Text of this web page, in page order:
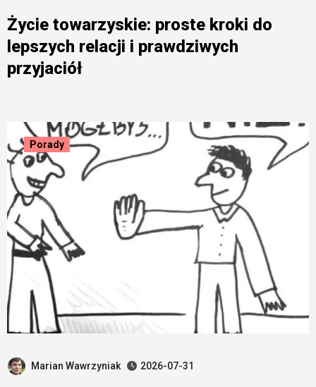
Życie towarzyskie: proste kroki do
lepszych relacji i prawdziwych
przyjaciół
Porady
Marian Wawrzyniak 2026-07-31